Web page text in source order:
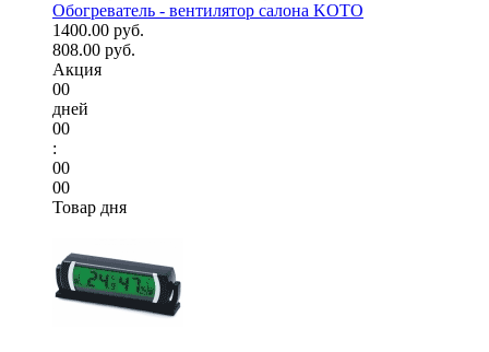
Обогреватель - вентилятор салона KOTO
1400.00 руб.
808.00 руб.
Акция
00
дней
00
:
00
00
Товар дня